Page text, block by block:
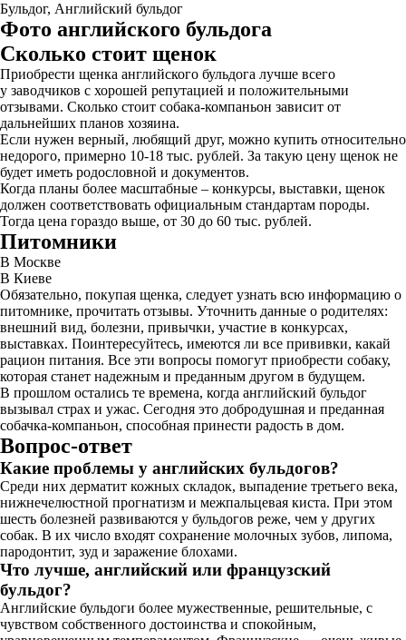
Бульдог, Английский бульдог
Фото английского бульдога
Сколько стоит щенок
Приобрести щенка английского бульдога лучше всего
у заводчиков с хорошей репутацией и положительными
отзывами. Сколько стоит собака-компаньон зависит от
дальнейших планов хозяина.
Если нужен верный, любящий друг, можно купить относительно
недорого, примерно 10-18 тыс. рублей. За такую цену щенок не
будет иметь родословной и документов.
Когда планы более масштабные – конкурсы, выставки, щенок
должен соответствовать официальным стандартам породы.
Тогда цена гораздо выше, от 30 до 60 тыс. рублей.
Питомники
В Москве
В Киеве
Обязательно, покупая щенка, следует узнать всю информацию о
питомнике, прочитать отзывы. Уточнить данные о родителях:
внешний вид, болезни, привычки, участие в конкурсах,
выставках. Поинтересуйтесь, имеются ли все прививки, какай
рацион питания. Все эти вопросы помогут приобрести собаку,
которая станет надежным и преданным другом в будущем.
В прошлом остались те времена, когда английский бульдог
вызывал страх и ужас. Сегодня это добродушная и преданная
собачка-компаньон, способная принести радость в дом.
Вопрос-ответ
Какие проблемы у английских бульдогов?
Среди них дерматит кожных складок, выпадение третьего века,
нижнечелюстной прогнатизм и межпальцевая киста. При этом
шесть болезней развиваются у бульдогов реже, чем у других
собак. В их число входят сохранение молочных зубов, липома,
пародонтит, зуд и заражение блохами.
Что лучше, английский или французский
бульдог?
Английские бульдоги более мужественные, решительные, с
чувством собственного достоинства и спокойным,